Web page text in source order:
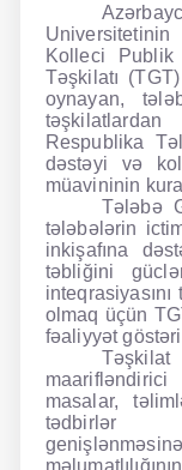
Kolleci
Təşkilatı
oynayan,
Respublika
dəstəyi və
müavininin
Tələbə
tələbələrin
inkişafına
təbliğini
olmaq üçün
fəaliyyət
masalar,
tədbirlər